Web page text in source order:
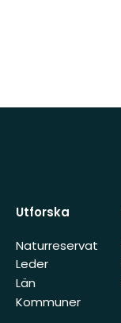
Utforska
Naturreservat
Leder
Län
Kommuner